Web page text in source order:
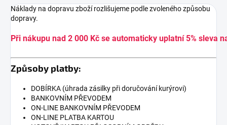
Náklady na dopravu zboží rozlišujeme podle zvoleného způsobu
dopravy.
Při nákupu nad 2 000 Kč se automaticky uplatní 5% sleva
Způsoby platby:
DOBÍRKA (úhrada zásilky při doručování kurýrovi)
BANKOVNÍM PŘEVODEM
ON-LINE BANKOVNÍM PŘEVODEM
ON-LINE PLATBA KARTOU